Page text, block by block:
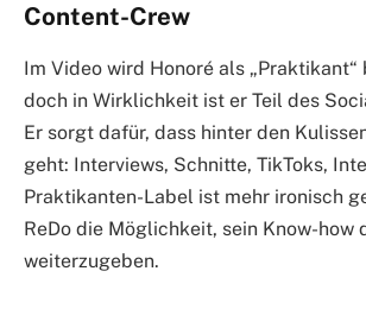
Content-Crew
Im Video wird Honoré als „Praktikant“
doch in Wirklichkeit ist er Teil des
Er sorgt dafür, dass hinter den
geht: Interviews, Schnitte, TikToks,
Praktikanten-Label ist mehr ironisch
ReDo die Möglichkeit, sein Know-how
weiterzugeben.